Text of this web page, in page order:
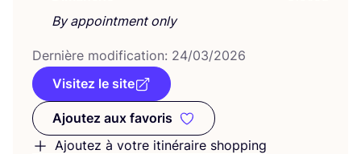
By appointment only
Der­nière modi­fi­ca­tion: 24/03/2026
Visitez le site
Ajoutez aux favoris
Ajoutez aux favoris
Ajoutez à votre itinéraire shopping